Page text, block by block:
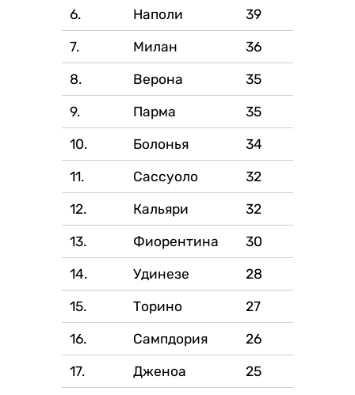
6. Наполи 39
7. Милан 36
8. Верона 35
9. Парма 35
10. Болонья 34
11. Сассуоло 32
12. Кальяри 32
13. Фиорентина 30
14. Удинезе 28
15. Торино 27
16. Сампдория 26
17. Дженоа 25